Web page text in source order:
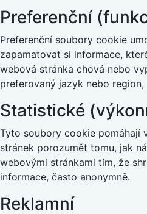
Preferenční
Preferenční soubory cookie
zapamatovat si informace,
webová stránka chová nebo
preferovaný jazyk nebo
Statistické
Tyto soubory cookie pomáhají
stránek porozumět tomu, jak
webovými stránkami tím, že
informace, často anonymně.
Reklamní